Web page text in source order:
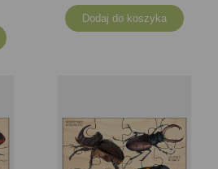
Dodaj do koszyka